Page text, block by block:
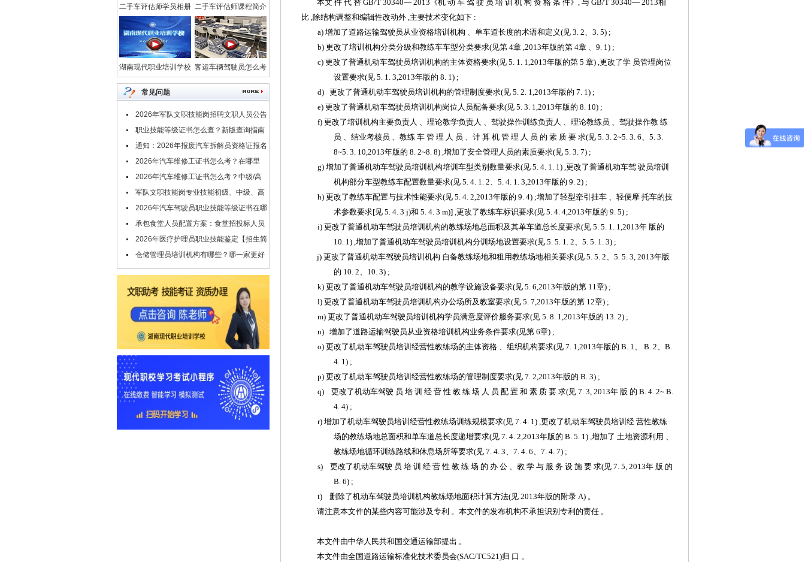
二手车评估师学员相册
_中华汽车网校
二手车评估师课程简介
_中华汽车网校
湖南现代职业培训学校 客运车辆驾驶员怎么考
常见问题
2026年军队文职技能岗招聘文职人员公告
汇总
职业技能等级证书怎么查？新版查询指南
请查收！
通知：2026年报废汽车拆解员资格证报名
条件及时间公布
2026年汽车维修工证书怎么考？在哪里
考？
2026年汽车维修工证书怎么考？中级/高
级/技师/高级技师证，考试申报中！
军队文职技能岗专业技能初级、中级、高
级指什么？
2026年汽车驾驶员职业技能等级证书在哪
里考？报考条件是什么
承包食堂人员配置方案：食堂招投标人员
配置要哪些技能证书
2026年医疗护理员职业技能鉴定【招生简
章】
仓储管理员培训机构有哪些？哪一家更好
点？
本文 件 代 替 GB/T30340—2013《机 动 车 驾 驶 员 培 训 机 构 资 格 条 件》,与 GB/T30340—2013相
比 ,除结构调整和编辑性改动外 ,主要技术变化如下 :
a) 增加了道路运输驾驶员从业资格培训机构 、单车道长度的术语和定义(见 3. 2、 3. 5) ;
b) 更改了培训机构分类分级和教练车车型分类要求(见第 4章,2013年版的第 4章 、 9. 1) ;
c) 更改了普通机动车驾驶员培训机构的主体资格要求(见 5. 1. 1,2013年版的第 5 章) ,更改了学 员管理岗位
设置要求(见 5. 1. 3,2013年版的 8. 1) ;
d) 更改了普通机动车驾驶员培训机构的管理制度要求(见 5. 2. 1,2013年版的 7. 1) ;
e) 更改了普通机动车驾驶员培训机构岗位人员配备要求(见 5. 3. 1,2013年版的 8. 10) ;
f) 更改了培训机构主要负责人 、理论教学负责人 、驾驶操作训练负责人 、理论教练员 、驾驶操作教 练
员 、 结业考核员 、 教练 车 管 理 人 员 、 计 算 机 管 理 人 员 的 素 质 要 求(见 5. 3. 2~5. 3. 6、 5. 3.
8~5. 3. 10,2013年版的 8. 2~8. 8) ,增加了安全管理人员的素质要求(见 5. 3. 7) ;
g) 增加了普通机动车驾驶员培训机构培训车型类别数量要求(见 5. 4. 1. 1) ,更改了普通机动车驾 驶员培训
机构部分车型教练车配置数量要求(见 5. 4. 1. 2、 5. 4. 1. 3,2013年版的 9. 2) ;
h) 更改了教练车配置与技术性能要求(见 5. 4. 2,2013年版的 9. 4) ;增加了轻型牵引挂车 、 轻便摩 托车的技
术参数要求[见 5. 4. 3 j)和 5. 4. 3 m)] ,更改了教练车标识要求(见 5. 4. 4,2013年版的 9. 5) ;
i) 更改了普通机动车驾驶员培训机构的教练场地总面积及其单车道总长度要求(见 5. 5. 1. 1,2013年 版的
10. 1) ,增加了普通机动车驾驶员培训机构分训场地设置要求(见 5. 5. 1. 2、 5. 5. 1. 3) ;
j) 更改了普通机动车驾驶员培训机构 自备教练场地和租用教练场地相关要求(见 5. 5. 2、 5. 5. 3, 2013年版
的 10. 2、 10. 3) ;
k) 更改了普通机动车驾驶员培训机构的教学设施设备要求(见 5. 6,2013年版的第 11章) ;
l) 更改了普通机动车驾驶员培训机构办公场所及教室要求(见 5. 7,2013年版的第 12章) ;
m) 更改了普通机动车驾驶员培训机构学员满意度评价服务要求(见 5. 8. 1,2013年版的 13. 2) ;
n) 增加了道路运输驾驶员从业资格培训机构业务条件要求(见第 6章) ;
o) 更改了机动车驾驶员培训经营性教练场的主体资格 、组织机构要求(见 7. 1,2013年版的 B. 1、 B.2、 B.
4. 1) ;
p) 更改了机动车驾驶员培训经营性教练场的管理制度要求(见 7. 2,2013年版的 B. 3) ;
q) 更改了机动车驾驶 员 培 训 经 营 性 教 练 场 人 员 配 置 和 素 质 要 求(见 7. 3, 2013年 版 的 B. 4. 2~ B.
4. 4) ;
r) 增加了机动车驾驶员培训经营性教练场训练规模要求(见 7. 4. 1) ,更改了机动车驾驶员培训经 营性教练
场的教练场地总面积和单车道总长度递增要求(见7. 4. 2,2013年版的 B. 5. 1),增加了 土地资源利用 、
教练场地循环训练路线和休息场所等要求(见7. 4. 3、7. 4. 6、7. 4.7) ;
s) 更改了机动车驾驶 员 培 训 经 营 性 教 练 场 的 办 公 、教 学 与 服 务 设 施 要 求(见 7. 5, 2013年 版 的
B. 6) ;
t) 删除了机动车驾驶员培训机构教练场地面积计算方法(见 2013年版的附录 A) 。
请注意本文件的某些内容可能涉及专利 。本文件的发布机构不承担识别专利的责任 。
本文件由中华人民共和国交通运输部提出 。
本文件由全国道路运输标准化技术委员会(SAC/TC521)归 口 。